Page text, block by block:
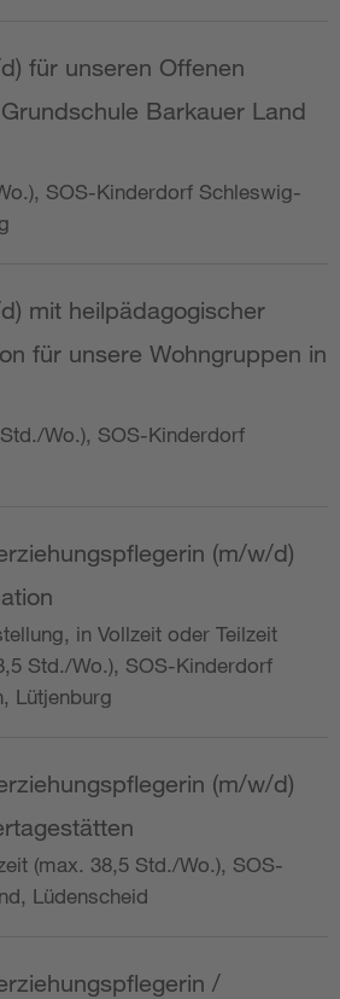
für unseren Offenen
Barkauer Land
SOS-Kinderdorf Schleswig-
mit heilpädagogischer
für unsere Wohngruppen in
Wo.), SOS-Kinderdorf
(m/w/d)
in Vollzeit oder Teilzeit
Std./Wo.), SOS-Kinderdorf
Lütjenburg
(m/w/d)
(max. 38,5 Std./Wo.), SOS-
Lüdenscheid
/